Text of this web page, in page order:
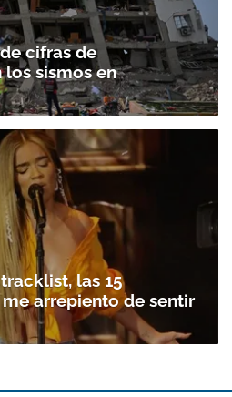
a nuestro boletín.
ACEPTAR
cifras de
sismos en
las 15
arrepiento de sentir